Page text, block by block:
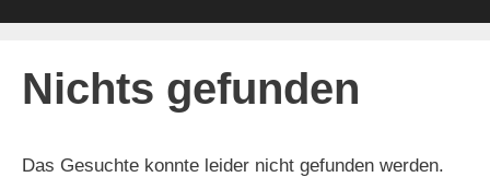
Nichts gefunden
Das Gesuchte konnte leider nicht gefunden werden.